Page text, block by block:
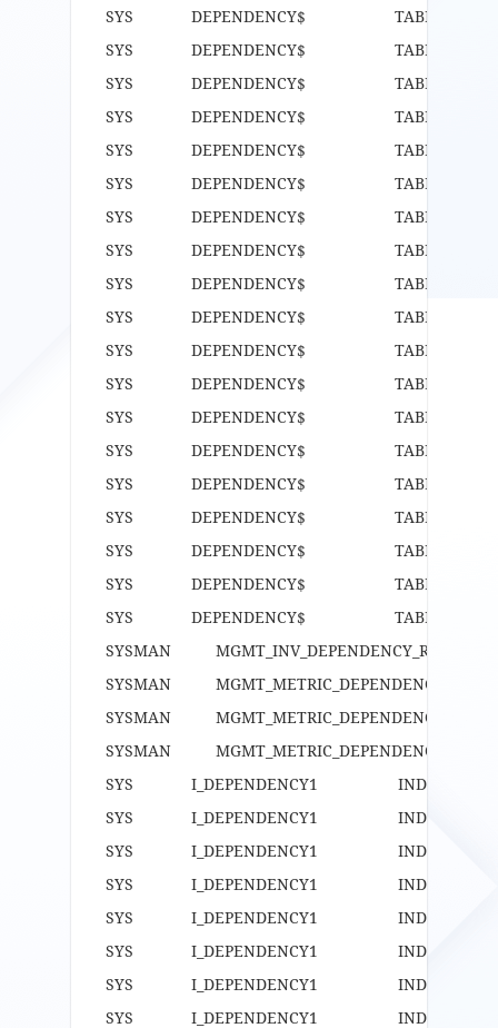
SYS DEPENDENCY$
SYS DEPENDENCY$
SYS DEPENDENCY$
SYS DEPENDENCY$
SYS DEPENDENCY$
SYS DEPENDENCY$
SYS DEPENDENCY$
SYS DEPENDENCY$
SYS DEPENDENCY$
SYS DEPENDENCY$
SYS DEPENDENCY$
SYS DEPENDENCY$
SYS DEPENDENCY$
SYS DEPENDENCY$
SYS DEPENDENCY$
SYS DEPENDENCY$
SYS DEPENDENCY$
SYS DEPENDENCY$
SYS DEPENDENCY$
SYSMAN
SYSMAN
SYSMAN
SYSMAN
SYS I_DEPENDENCY1
SYS I_DEPENDENCY1
SYS I_DEPENDENCY1
SYS I_DEPENDENCY1
SYS I_DEPENDENCY1
SYS I_DEPENDENCY1
SYS I_DEPENDENCY1
SYS I_DEPENDENCY1